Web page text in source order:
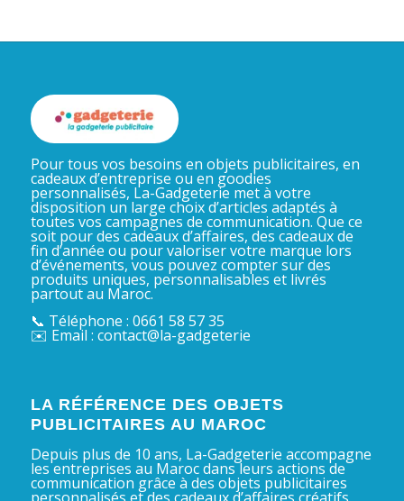
Pour tous vos besoins en objets publicitaires, en
cadeaux d’entreprise ou en goodies
personnalisés, La-Gadgeterie met à votre
disposition un large choix d’articles adaptés à
toutes vos campagnes de communication. Que ce
soit pour des cadeaux d’affaires, des cadeaux de
fin d’année ou pour valoriser votre marque lors
d’événements, vous pouvez compter sur des
produits uniques, personnalisables et livrés
partout au Maroc.
📞 Téléphone : 0661 58 57 35
✉️ Email : contact@la-gadgeterie
LA RÉFÉRENCE DES OBJETS
PUBLICITAIRES AU MAROC
Depuis plus de 10 ans, La-Gadgeterie accompagne
les entreprises au Maroc dans leurs actions de
communication grâce à des objets publicitaires